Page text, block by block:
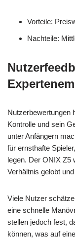
Vorteile:
Nachteile:
Nutzerbewertungen
Kontrolle und sein
unter Anfängern
für ernsthafte
legen. Der ONIX Z5
Verhältnis gelobt
Viele Nutzer
eine schnelle
stellen jedoch fest,
können, was auf